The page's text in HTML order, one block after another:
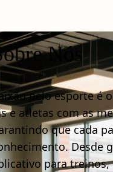
Nós
pelo esporte é
e atletas com as
que cada
Desde
para